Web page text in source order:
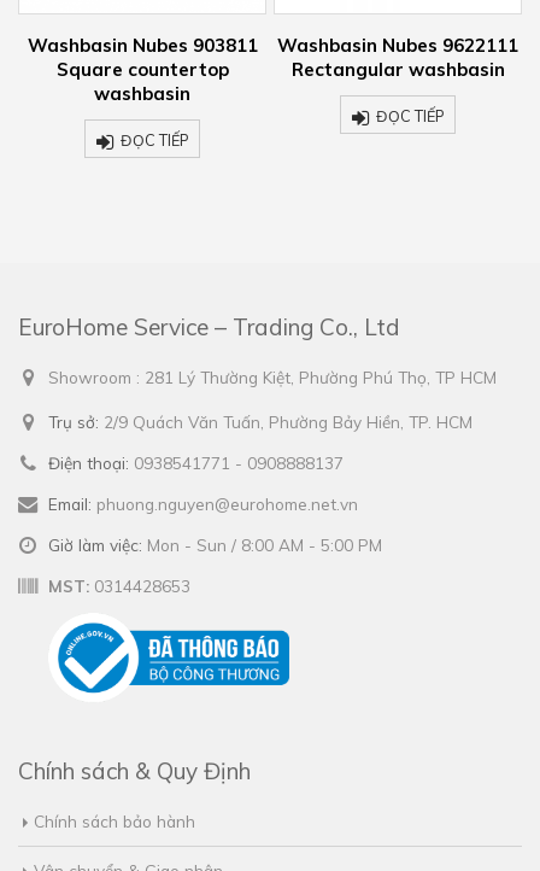
Nubes 903811
countertop
Washbasin Nubes 9622111
Rectangular washbasin
Wc Kube X
EuroHome Service – Trading Co., Ltd
Showroom : 281 Lý Thường Kiệt, Phường Phú Thọ, TP HCM
Trụ sở: 2/9 Quách Văn Tuấn, Phường Bảy Hiền, TP. HCM
Điện thoại: 0938541771 - 0908888137
Email: phuong.nguyen@eurohome.net.vn
Giờ làm việc: Mon - Sun / 8:00 AM - 5:00 PM
MST: 0314428653
Chính sách & Quy Định
Chính sách bảo hành